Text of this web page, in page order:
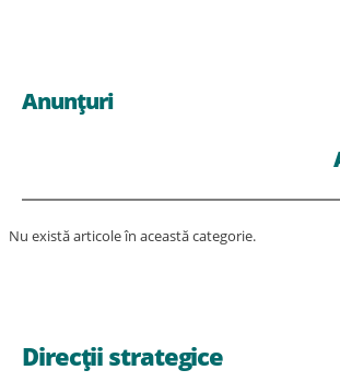
Anunțuri
Nu există articole în această categorie.
Direcții strategice